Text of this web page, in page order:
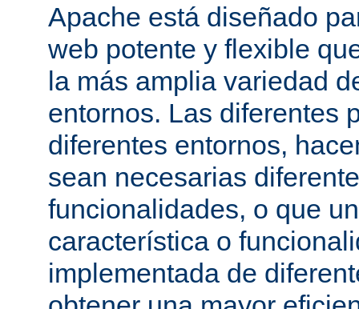
Apache está diseñado
web potente y flexible
la más amplia variedad
entornos. Las diferentes
diferentes entornos,
sean necesarias
funcionalidades, o que
característica o
implementada de